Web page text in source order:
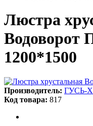
Люстра
Водоворот
1200*1500
Производитель: ГУСЬ-
Код товара: 817